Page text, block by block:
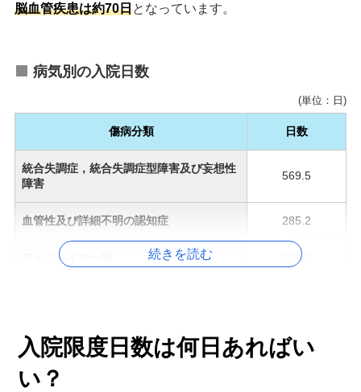
脳血管疾患は約70日となっています。
病気別の入院日数
続きを読む
(単位：日)
傷病分類 日数
統合失調症，統合失調症型障害及び妄想性
障害
569.5
血管性及び詳細不明の認知症 285.2
アルツハイマー病 279.6
慢性腎臓病
入院限度日数は何日あればい
い？